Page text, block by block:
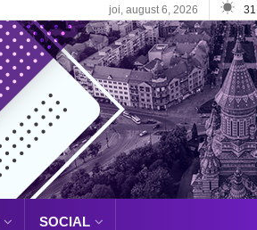
joi, august 6, 2026 31
SOCIAL